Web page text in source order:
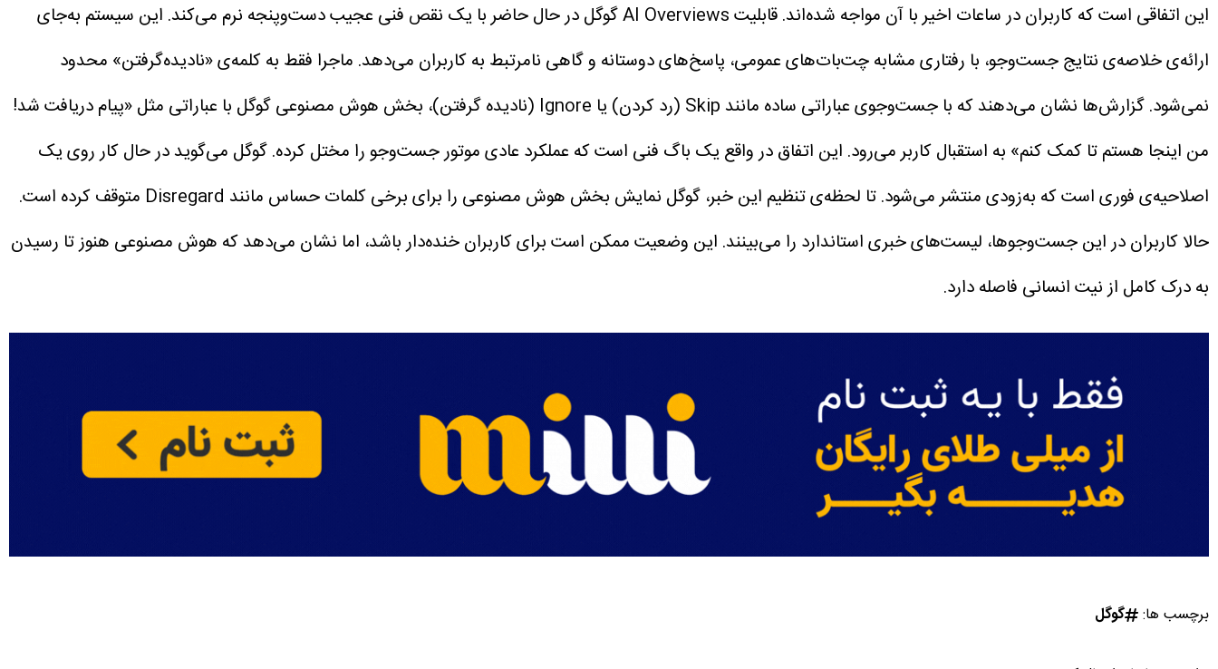
این اتفاقی است که کاربران در ساعات اخیر با آن مواجه شده‌اند.
قابلیت AI Overviews گوگل در حال حاضر با یک نقص فنی عجیب دست‌وپنجه نرم می‌کند. این سیستم به‌جای
ارائه‌ی خلاصه‌ی نتایج جست‌وجو، با رفتاری مشابه چت‌بات‌های عمومی، پاسخ‌های دوستانه و گاهی نامرتبط به کاربران می‌دهد. ماجرا فقط به کلمه‌ی «نادیده‌گرفتن» محدود
نمی‌شود. گزارش‌ها نشان می‌دهند که با جست‌وجوی عباراتی ساده مانند Skip (رد کردن) یا Ignore (نادیده گرفتن)، بخش هوش مصنوعی گوگل با عباراتی مثل «پیام دریافت شد!
من اینجا هستم تا کمک کنم» به استقبال کاربر می‌رود. این اتفاق در واقع یک باگ فنی است که عملکرد عادی موتور جست‌وجو را مختل کرده.گوگل می‌گوید در حال کار روی یک
اصلاحیه‌ی فوری است که به‌زودی منتشر می‌شود.
تا لحظه‌ی تنظیم این خبر، گوگل نمایش بخش هوش مصنوعی را برای برخی کلمات حساس مانند Disregard متوقف کرده است.
حالا کاربران در این جست‌وجوها، لیست‌های خبری استاندارد را می‌بینند. این وضعیت ممکن است برای کاربران خنده‌دار باشد، اما نشان می‌دهد که هوش مصنوعی هنوز تا رسیدن
به درک کامل از نیت انسانی فاصله دارد.
برچسب ها: گوگل